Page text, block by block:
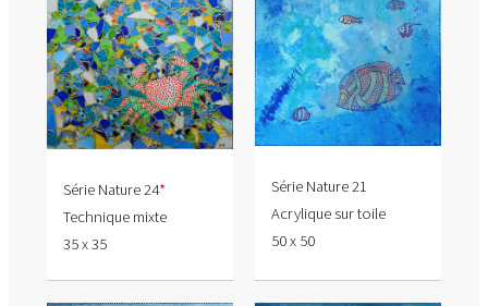
Série Nature 24*
Technique mixte
35 x 35
Série Nature 21
Acrylique sur toile
50 x 50